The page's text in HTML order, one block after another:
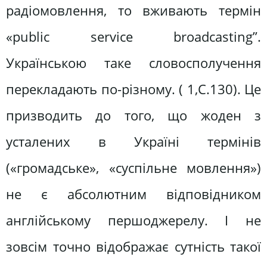
радіомовлення, то вживають термін
«public service broadcasting”.
Українською таке словосполучення
перекладають по-різному. ( 1,С.130). Це
призводить до того, що жоден з
усталених в Україні термінів
(«громадське», «суспільне мовлення»)
не є абсолютним відповідником
англійському першоджерелу. І не
зовсім точно відображає сутність такої